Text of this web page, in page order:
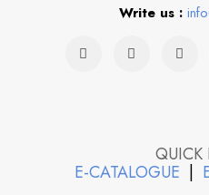
Write us :
QUICK
E-CATALOGUE |